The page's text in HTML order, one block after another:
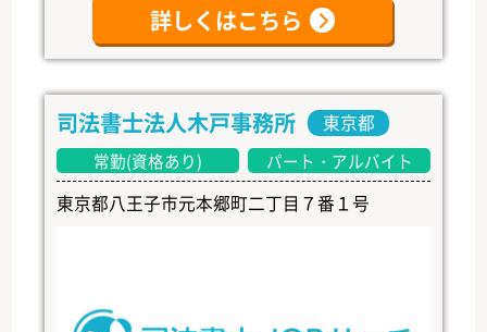
詳しくはこちら
司法書士法人木戸事務所 東京都
常勤(資格あり) パート・アルバイト
東京都八王子市元本郷町二丁目７番１号